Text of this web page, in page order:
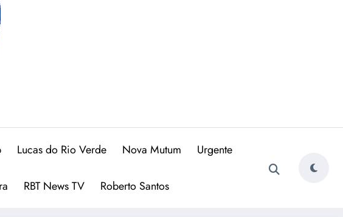
Lucas do Rio Verde Nova Mutum Urgente
RBT News TV Roberto Santos